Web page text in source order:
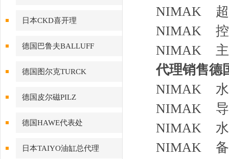
日本CKD喜开理
德国巴鲁夫BALLUFF
德国图尔克TURCK
德国皮尔磁PILZ
德国HAWE代表处
日本TAIYO油缸总代理
NIMAK
NIMAK
NIMAK 主
代理销售德
NIMAK
NIMAK
NIMAK
NIMAK